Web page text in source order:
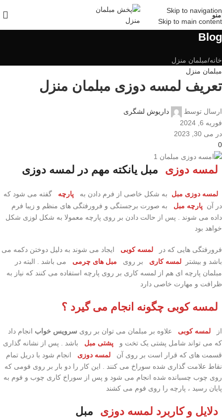
Skip to navigation
Skip to main content
منو
Blog
خانه مبلمان منزل
مبلمان منزل
تعریف لمسه دوزی مبلمان منزل
ارسال توسط
داریوش لشگری
فوریه 6, 2024
در می 30, 2023
0
لمسه دوزی مبل یانکته مهم در لمسه دوزی
لمسه دوزی مبل به شکل خاصی از فرم دادن به پارچه
گفته می شود که
در آن پارچه مبل
به صورت برجستگی و فرورفتگی های منظم و زیبا فرم
داده می شوند . پس از حالت دادن بر روی پارچه معمولا به شکل لوزی شکل
خواهد بود
فرورفتگی هایی که در لمسه کوبی
ایجاد می شوند به دلیل دوختن دکمه می
باشد و بیشتر
لمسه کاری بر روی مبل های چرمی
می باشد . البته در
مبلمان پارچه ای هم از لمسه کاری بر روی پارچه استفاده می کنند که نیاز به
ظرافت و مهارت خاصی دارد
لمسه کوبی چگونه انجام می گیرد ؟
از لمسه کوبی علاوه بر مبلمان می توان بر روی سرویس خواب انجام داد
که می تواند شامل پشتی یک تخت و
پشتی مبل
باشد . پس از نشانه گذاری
قسمت های که قرار است بر روی آن
لمسه دوزی
انجام شود با دریل تمام
نقاط علامت گذاری شده سوراخ می کنند . این کار را دو بار بر روی فومی که
روی چوب چسبانده شده انجام می شود و پس از سوراخ کاری چوب و فوم به
پایان رسید ، پارچه را روی فوم می کشند
دلایل و کاربرد لمسه دوزی مبل